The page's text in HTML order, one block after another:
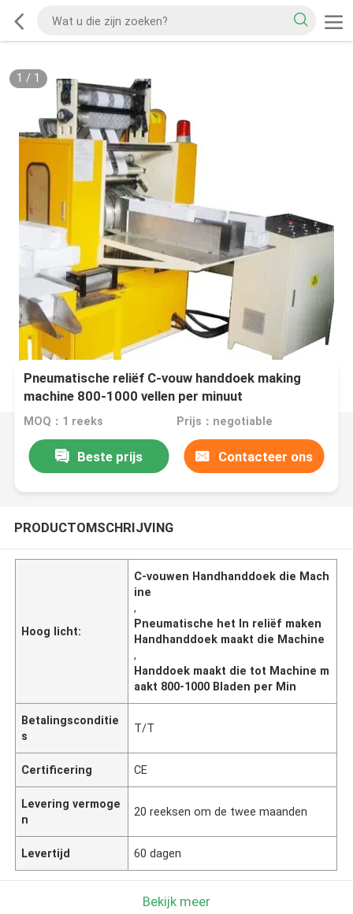
1 / 1
Pneumatische reliëf C-vouw handdoek making
machine 800-1000 vellen per minuut
MOQ：1 reeks Prijs：negotiable
Beste prijs Contacteer ons
PRODUCTOMSCHRIJVING
Hoog licht:
C-vouwen Handhanddoek die Mach
ine
,
Pneumatische het In reliëf maken
Handhanddoek maakt die Machine
,
Handdoek maakt die tot Machine m
aakt 800-1000 Bladen per Min
Betalingsconditie
s
T/T
Certificering CE
Levering vermoge
n
20 reeksen om de twee maanden
Levertijd 60 dagen
Bekijk meer